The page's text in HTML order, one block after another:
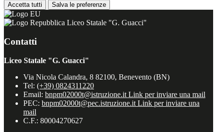
Accetta tutti Salva le preferenze
Liceo Statale "G. Guacci"
Contatti
Liceo Statale "G. Guacci"
Via Nicola Calandra, 8 82100, Benevento (BN)
Tel: (+39) 0824311220
Email: bnpm02000t@istruzione.it Link per inviare una mail
PEC: bnpm02000t@pec.istruzione.it Link per inviare una
mail
C.F.: 80004270627